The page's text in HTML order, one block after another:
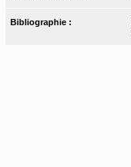
Bibliographie :